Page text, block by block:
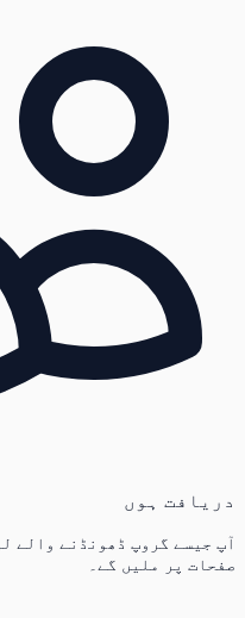
دریافت ہوں
آپ جیسے گروپ ڈھونڈنے والے
صفحات پر ملیں گے۔